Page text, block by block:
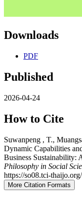
Downloads
PDF
Published
2026-04-24
How to Cite
Suwanpeng , T.,
Dynamic Capabilities
Business Sustainability:
Philosophy in Social
https://so08.tci-
More Citation Formats